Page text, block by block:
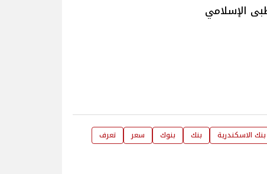
الإسلامي
بنك الاسكندرية بنك بنوك سعر
تعرف